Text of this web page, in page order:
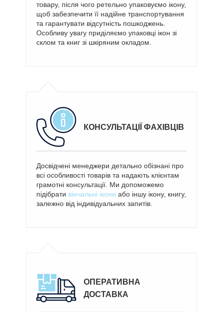
товару, після чого ретельно упаковуємо ікону,
щоб забезпечити її надійне транспортування
та гарантувати відсутність пошкоджень.
Особливу увагу приділяємо упаковці ікон зі
склом та книг зі шкіряним окладом.
КОНСУЛЬТАЦІЇ ФАХІВЦІВ
Досвідчені менеджери детально обізнані про
всі особливості товарів та надають клієнтам
грамотні консультації. Ми допоможемо
підібрати вінчальні ікони або іншу ікону, книгу,
залежно від індивідуальних запитів.
ОПЕРАТИВНА
ДОСТАВКА